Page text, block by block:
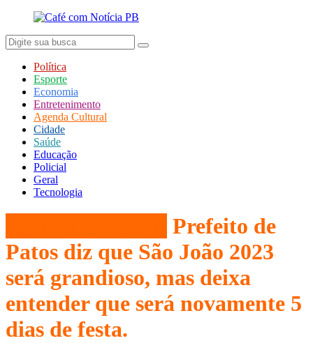
Política
Esporte
Economia
Entretenimento
Agenda Cultural
Cidade
Saúde
Educação
Policial
Geral
Tecnologia
Prefeito de
Patos diz que São João 2023
será grandioso, mas deixa
entender que será novamente 5
dias de festa.